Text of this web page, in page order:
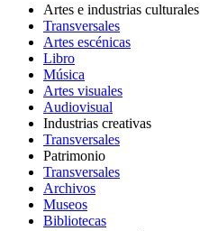
Artes e industrias culturales
Transversales
Artes escénicas
Libro
Música
Artes visuales
Audiovisual
Industrias creativas
Transversales
Patrimonio
Transversales
Archivos
Museos
Bibliotecas